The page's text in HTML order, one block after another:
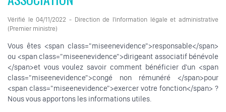
Vérifié le 04/11/2022 - Direction de l'information légale et administrative
(Premier ministre)
Vous êtes <span class="miseenevidence">responsable</span>
ou <span class="miseenevidence">dirigeant associatif bénévole
</span>et vous voulez savoir comment bénéficier d'un <span
class="miseenevidence">congé non rémunéré </span>pour
<span class="miseenevidence">exercer votre fonction</span> ?
Nous vous apportons les informations utiles.